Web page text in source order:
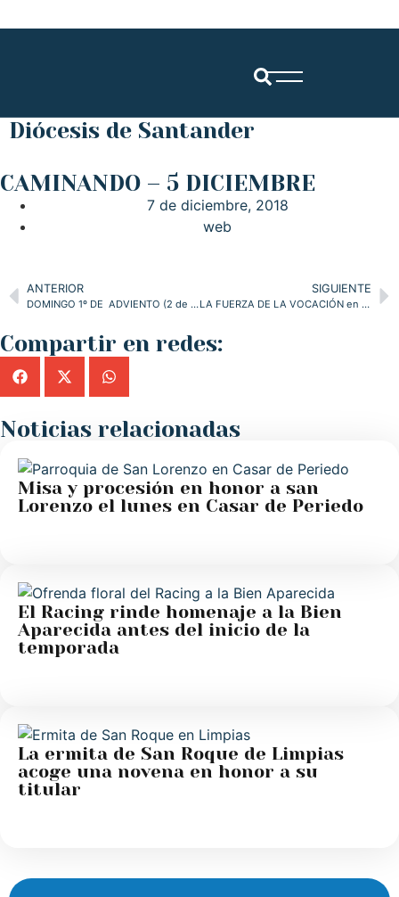
Diócesis de Santander
CAMINANDO – 5 DICIEMBRE
7 de diciembre, 2018
web
ANTERIOR
DOMINGO 1º DE ADVIENTO (2 de diciembre)
SIGUIENTE
LA FUERZA DE LA VOCACIÓN en la Librería de Pastoral de la diócesis
Compartir en redes:
Noticias relacionadas
Misa y procesión en honor a san
Lorenzo el lunes en Casar de Periedo
El Racing rinde homenaje a la Bien
Aparecida antes del inicio de la
temporada
La ermita de San Roque de Limpias
acoge una novena en honor a su
titular